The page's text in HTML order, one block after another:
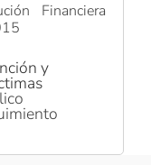
Financiera
y